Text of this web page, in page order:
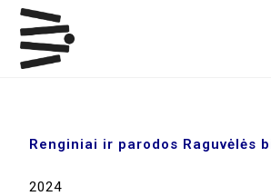
Renginiai ir parodos Raguvėlės
2024